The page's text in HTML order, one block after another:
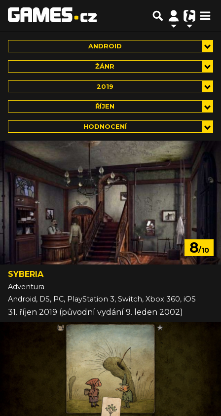
ANDROID
ŽÁNR
2019
ŘÍJEN
HODNOCENÍ
8/10
SYBERIA
Adventura
Android, DS, PC, PlayStation 3, Switch, Xbox 360, iOS
31. říjen 2019 (původní vydání 9. leden 2002)